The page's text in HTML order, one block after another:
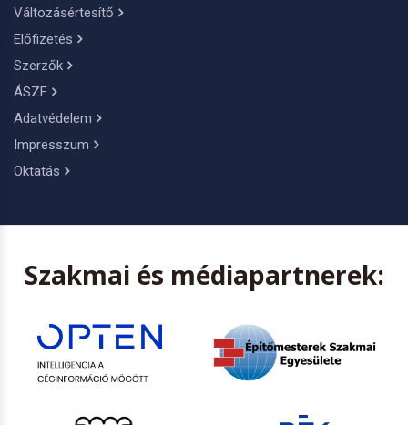
Változásértesítő
Előfizetés
Szerzők
ÁSZF
Adatvédelem
Impresszum
Oktatás
Szakmai és médiapartnerek: